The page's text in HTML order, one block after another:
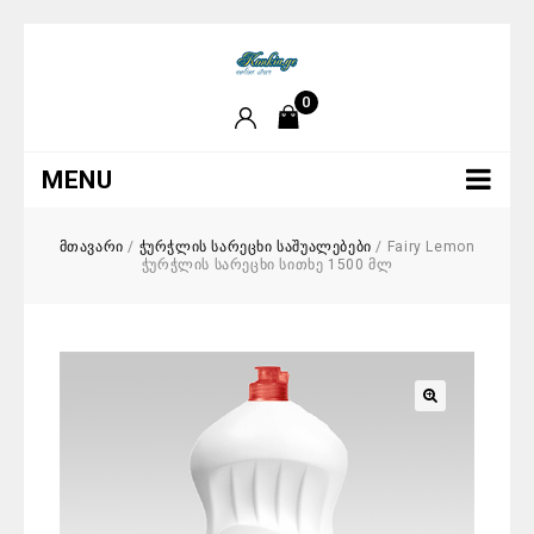
0
MENU
მთავარი / ჭურჭლის სარეცხი საშუალებები / Fairy Lemon
ჭურჭლის სარეცხი სითხე 1500 მლ